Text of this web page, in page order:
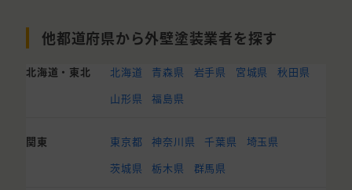
他都道府県から外壁塗装業者を探す
北海道・東北 北海道 青森県 岩手県 宮城県
秋田県
山形県
福島県
関東 東京都 神奈川県 千葉県
埼玉県
茨城県
栃木県 群馬県